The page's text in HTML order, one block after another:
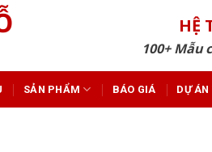
HỆ
100+ Mẫu
SẢN PHẨM BÁO GIÁ DỰ ÁN